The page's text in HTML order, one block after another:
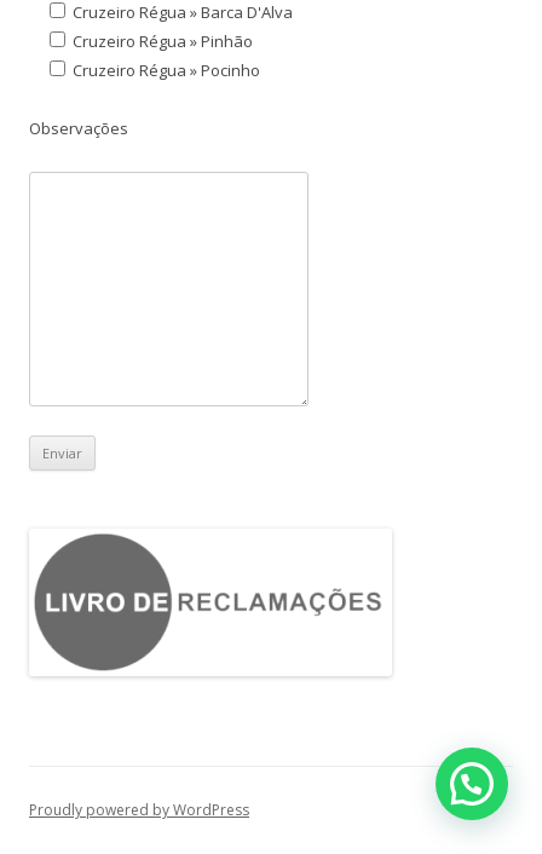
Cruzeiro Régua » Barca D'Alva
Cruzeiro Régua » Pinhão
Cruzeiro Régua » Pocinho
Observações
Proudly powered by WordPress